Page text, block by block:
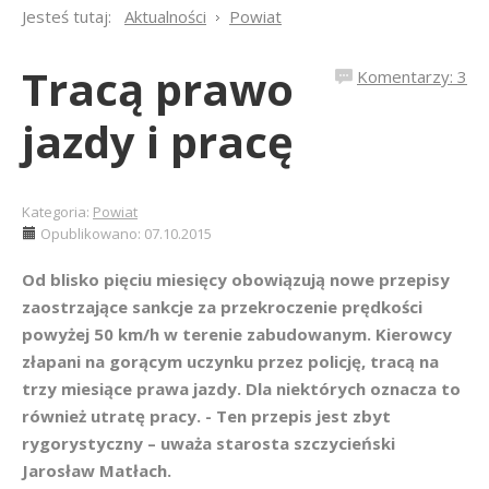
Jesteś tutaj: Aktualności Powiat
Komentarzy: 3
Tracą prawo
jazdy i pracę
Kategoria: Powiat
Opublikowano: 07.10.2015
Od blisko pięciu miesięcy obowiązują nowe przepisy
zaostrzające sankcje za przekroczenie prędkości
powyżej 50 km/h w terenie zabudowanym. Kierowcy
złapani na gorącym uczynku przez policję, tracą na
trzy miesiące prawa jazdy. Dla niektórych oznacza to
również utratę pracy. - Ten przepis jest zbyt
rygorystyczny – uważa starosta szczycieński
Jarosław Matłach.